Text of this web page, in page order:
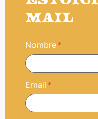
MAIL
Nombre
Email